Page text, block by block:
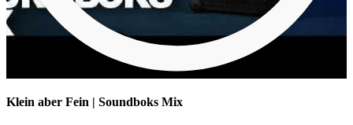
Klein aber Fein | Soundboks Mix